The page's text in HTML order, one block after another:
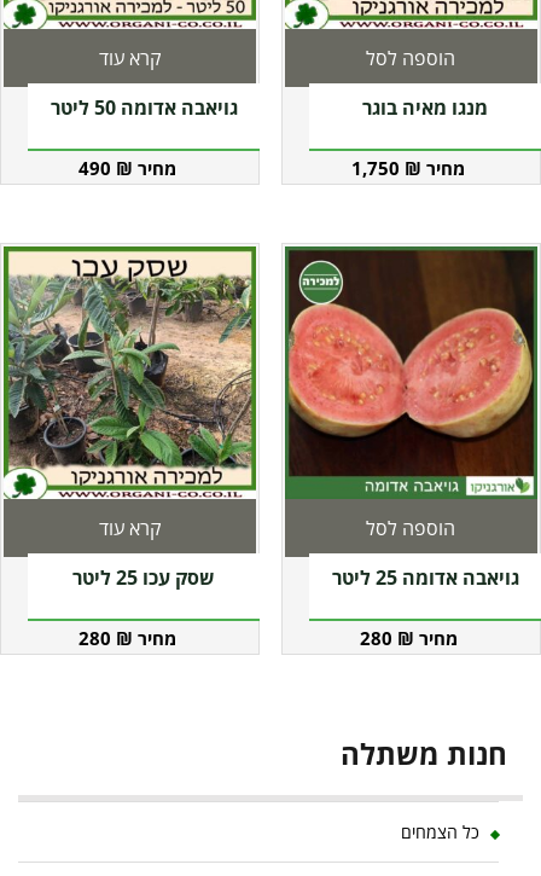
מנגו מאיה בוגר
1,750 ₪
הוספה לסל
גויאבה אדומה 50 ליטר
490 ₪
קרא עוד
גויאבה אדומה 25 ליטר
280 ₪
הוספה לסל
שסק עכו 25 ליטר
280 ₪
קרא עוד
חנות משתלה
כל הצמחים